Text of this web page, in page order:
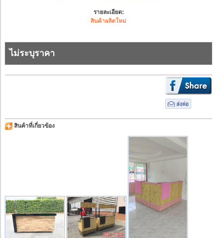
รายละเอียด:
สินค้าผลิตใหม่
ไม่ระบุราคา
สินค้าที่เกี่ยวข้อง